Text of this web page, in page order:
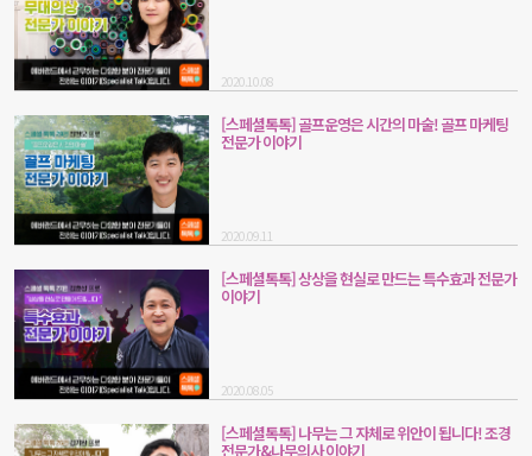
2020.10.08
[스페셜톡톡] 골프운영은 시간의 마술! 골프 마케팅
전문가 이야기
2020.09.11
[스페셜톡톡] 상상을 현실로 만드는 특수효과 전문가
이야기
2020.08.05
[스페셜톡톡] 나무는 그 자체로 위안이 됩니다! 조경
전문가&나무의사 이야기